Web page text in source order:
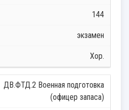
144
экзамен
Хор.
ДВ.ФТД.2 Военная подготовка
(офицер запаса)